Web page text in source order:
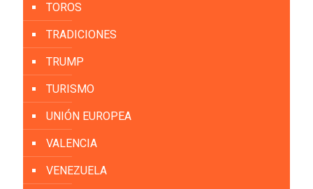
TOROS
TRADICIONES
TRUMP
TURISMO
UNIÓN EUROPEA
VALENCIA
VENEZUELA